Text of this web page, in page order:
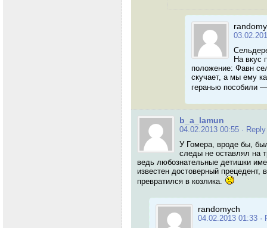
На вкус
положение: Фавн
скучает, а мы ему
геранью пособили
b_a_lamun
04.02.2013 00:55 · Reply
У Гомера, вроде бы,
следы не оставлял на
ведь любознательные детишки
известен достоверный прецедент,
превратился в козлика.
randomych
04.02.2013 01:33 ·